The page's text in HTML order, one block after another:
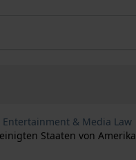
Entertainment & Media Law
Staaten von Amerika